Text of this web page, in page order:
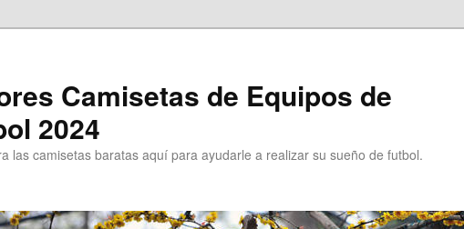
Camisetas de Equipos de
2024
las camisetas baratas aquí para ayudarle a realizar su sueño de futbol.